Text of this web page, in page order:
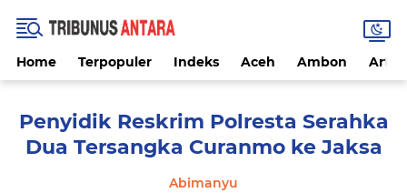
Home Terpopuler Indeks Aceh Ambon
Penyidik Reskrim Polresta Serahka
Dua Tersangka Curanmo ke Jaksa
Abimanyu